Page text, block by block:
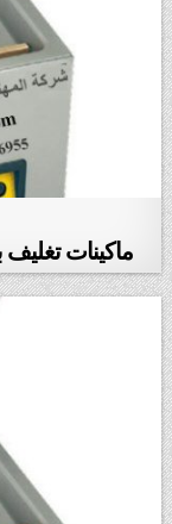
ماكينات